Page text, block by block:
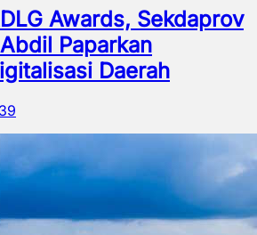
Awards, Sekdaprov
Paparkan
Daerah